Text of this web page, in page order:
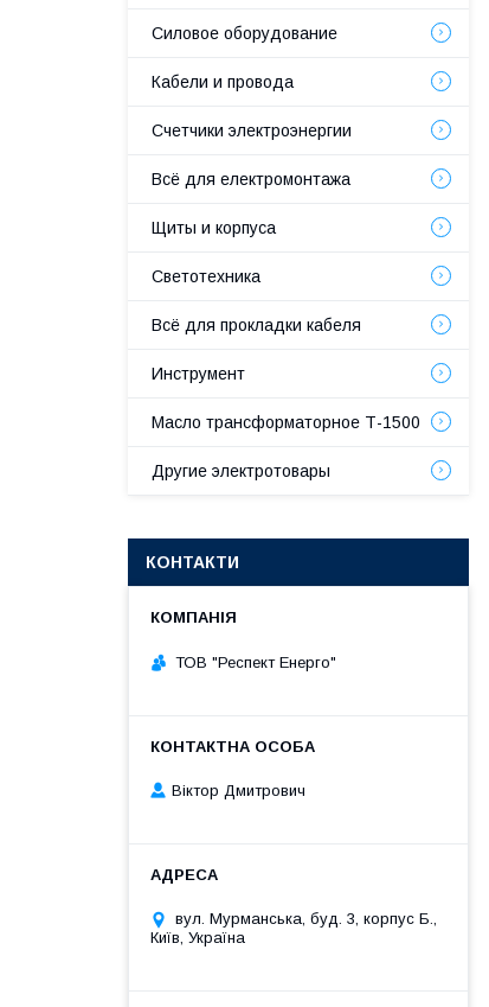
Силовое оборудование
Кабели и провода
Счетчики электроэнергии
Всё для електромонтажа
Щиты и корпуса
Светотехника
Всё для прокладки кабеля
Инструмент
Масло трансформаторное Т-1500
Другие электротовары
КОНТАКТИ
ТОВ "Респект Eнерго"
Віктор Дмитрович
вул. Мурманська, буд. 3, корпус Б.,
Київ, Україна